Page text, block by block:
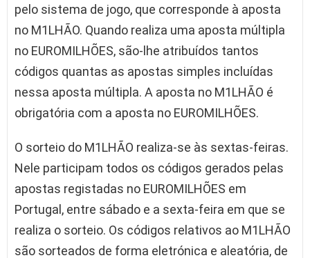
pelo sistema de jogo, que corresponde à aposta
no M1LHÃO. Quando realiza uma aposta múltipla
no EUROMILHÕES, são-lhe atribuídos tantos
códigos quantas as apostas simples incluídas
nessa aposta múltipla. A aposta no M1LHÃO é
obrigatória com a aposta no EUROMILHÕES.
O sorteio do M1LHÃO realiza-se às sextas-feiras.
Nele participam todos os códigos gerados pelas
apostas registadas no EUROMILHÕES em
Portugal, entre sábado e a sexta-feira em que se
realiza o sorteio. Os códigos relativos ao M1LHÃO
são sorteados de forma eletrónica e aleatória, de